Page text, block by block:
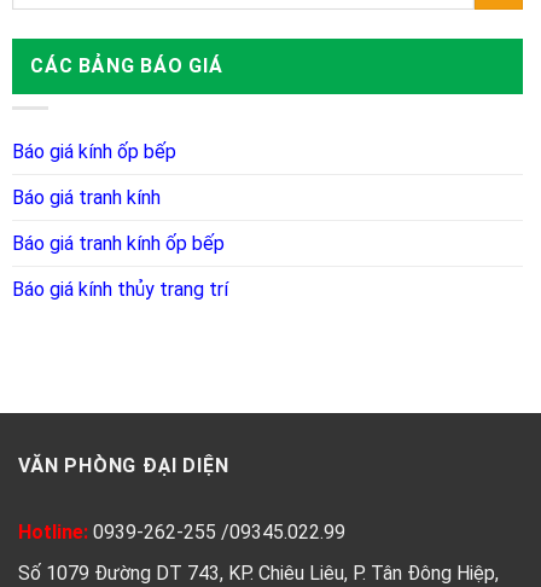
CÁC BẢNG BÁO GIÁ
Báo giá kính ốp bếp
Báo giá tranh kính
Báo giá tranh kính ốp bếp
Báo giá kính thủy trang trí
VĂN PHÒNG ĐẠI DIỆN
Hotline: 0939-262-255 /09345.022.99
Số 1079 Đường DT 743, KP. Chiêu Liêu, P. Tân Đông Hiệp,